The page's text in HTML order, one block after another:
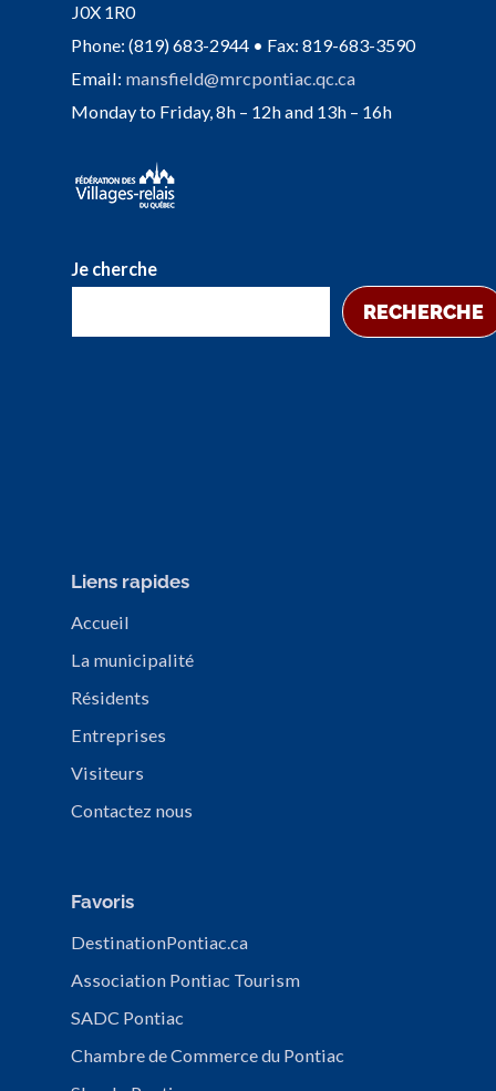
J0X 1R0
Phone: (819) 683-2944 • Fax: 819-683-3590
Email: mansfield@mrcpontiac.qc.ca
Monday to Friday, 8h – 12h and 13h – 16h
Je cherche
RECHERCHE
Liens rapides
Accueil
La municipalité
Résidents
Entreprises
Visiteurs
Contactez nous
Favoris
DestinationPontiac.ca
Association Pontiac Tourism
SADC Pontiac
Chambre de Commerce du Pontiac